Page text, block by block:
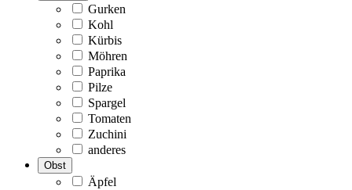
Gurken
Kohl
Kürbis
Möhren
Paprika
Pilze
Spargel
Tomaten
Zuchini
anderes
Obst
Äpfel